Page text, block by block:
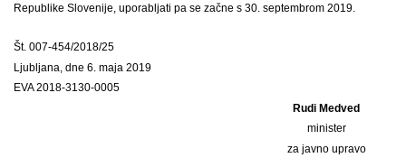
Republike Slovenije, uporabljati pa se začne s 30. septembrom 2019.
Št. 007-454/2018/25
Ljubljana, dne 6. maja 2019
EVA 2018-3130-0005
Rudi Medved
minister
za javno upravo